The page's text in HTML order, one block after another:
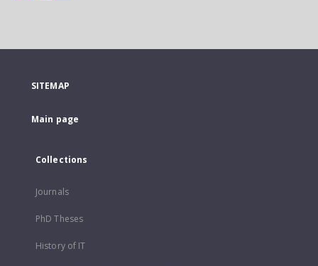
SITEMAP
Main page
Collections
Journals
PhD Theses
History of IT